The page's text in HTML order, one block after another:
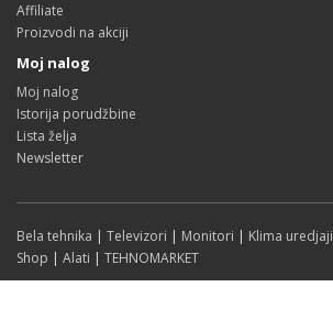
Affiliate
Proizvodi na akciji
Moj nalog
Moj nalog
Istorija porudžbine
Lista želja
Newsletter
Bela tehnika | Televizori | Monitori | Klima uredjaji
Shop | Alati | TEHNOMARKET